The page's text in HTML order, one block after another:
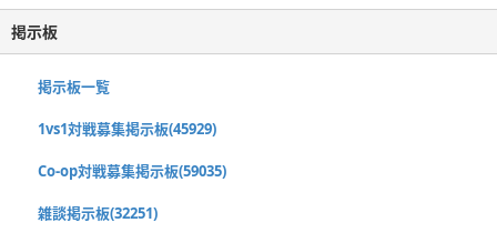
掲示板
掲示板一覧
1vs1対戦募集掲示板(45929)
Co-op対戦募集掲示板(59035)
雑談掲示板(32251)